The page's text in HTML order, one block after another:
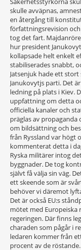
skulle avväpnas,
en återgång till
författningsrevision och
tog det fart.
hur president
kollapsade helt enkelt
stabiliserades snabbt,
Jatsenjuk hade ett
Janukovytjs parti. Det
ledning på plats i Kiev.
uppfattning om detta
officiella kanaler och
präglas av
om bildsättning och
från Ryssland var högt
kommenterat detta i
Ryska militärer intog
byggnader. De tog
självt få välja sin väg.
ett skeende som är
behöver vi däremot
Det är också EU:s
mötet med Europeiska
regeringen. Där finns
charaden som pågår i
ledaren kommer från
procent av de